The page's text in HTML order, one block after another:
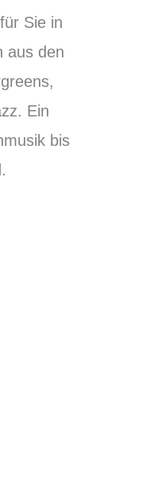
Sie in
aus den
Ein
bis